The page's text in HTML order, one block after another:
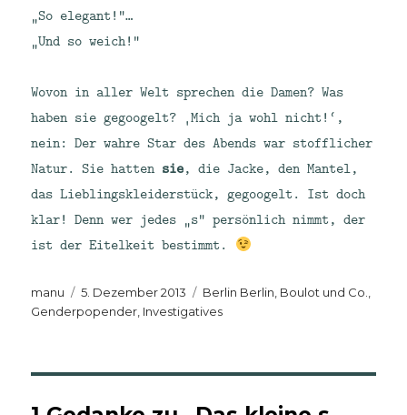
„So elegant!“…
„Und so weich!“
Wovon in aller Welt sprechen die Damen? Was
haben sie gegoogelt? ‚Mich ja wohl nicht!‘,
nein: Der wahre Star des Abends war stofflicher
Natur. Sie hatten sie, die Jacke, den Mantel,
das Lieblingskleiderstück, gegoogelt. Ist doch
klar! Denn wer jedes „s“ persönlich nimmt, der
ist der Eitelkeit bestimmt.
Autor
manu
Veröffentlicht
am
5. Dezember 2013 Kategorien
Berlin Berlin Boulot und Co.
Genderpopender Investigatives